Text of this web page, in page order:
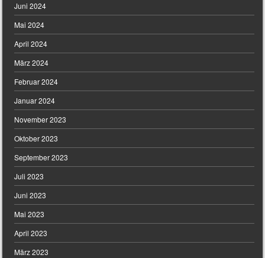
Juni 2024
Mai 2024
April 2024
März 2024
Februar 2024
Januar 2024
November 2023
Oktober 2023
September 2023
Juli 2023
Juni 2023
Mai 2023
April 2023
März 2023